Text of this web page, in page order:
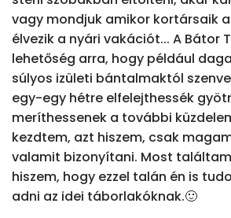
vagy mondjuk amikor kortársaik
élvezik a nyári vakációt... A Bátor
lehetőség arra, hogy például
súlyos izületi bántalmaktól
egy-egy hétre elfelejthessék
meríthessenek a további
kezdtem, azt hiszem, csak
valamit bizonyítani. Most találtam
hiszem, hogy ezzel talán én is
adni az idei táborlakóknak.🙂